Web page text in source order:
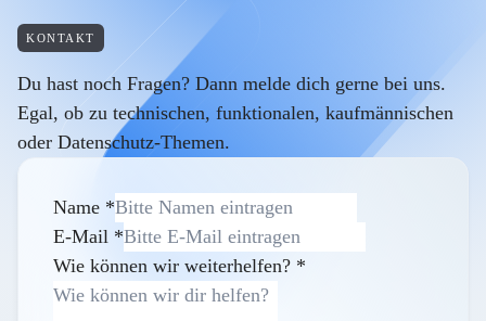
KONTAKT
Du hast noch Fragen? Dann melde dich gerne bei uns.
Egal, ob zu technischen, funktionalen, kaufmännischen
oder Datenschutz-Themen.
Name *
E-Mail *
Wie können wir weiterhelfen? *